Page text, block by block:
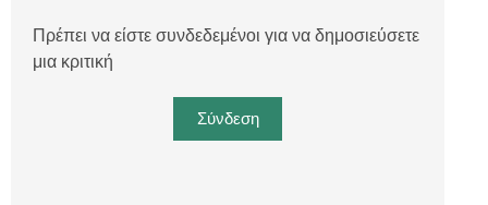
Πρέπει να είστε συνδεδεμένοι για να δημοσιεύσετε
μια κριτική
Σύνδεση